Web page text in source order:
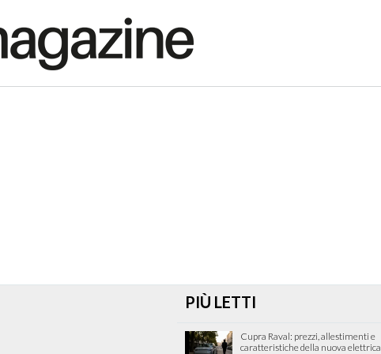
PIÙ LETTI
Cupra Raval: prezzi, allestimenti e
caratteristiche della nuova elettrica